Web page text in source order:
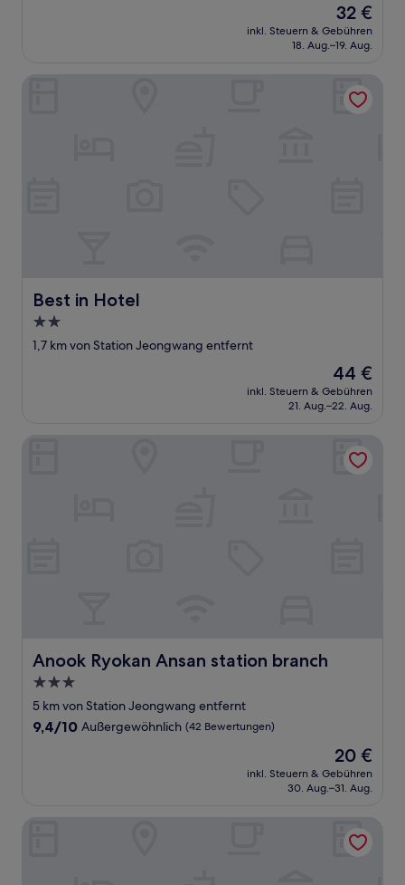
Der
Preis
beträgt
32 €
inkl. Steuern & Gebühren
18. Aug.–19. Aug.
Best in Hotel
Best in Hotel
2.0-
Sterne-
1,7 km von Station Jeongwang entfernt
Der
Preis
beträgt
44 €
inkl. Steuern & Gebühren
21. Aug.–22. Aug.
Anook Ryokan Ansan station branch
Anook Ryokan Ansan station branch
3.0-
Sterne-
Unterkunft
5 km von Station Jeongwang entfernt
9.4
9,4/10 Außergewöhnlich (42 Bewertungen)
Der
Preis
beträgt
20 €
inkl. Steuern & Gebühren
30. Aug.–31. Aug.